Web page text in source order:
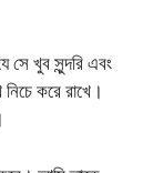
খুব সুন্দরি এবং
করে রাখে।